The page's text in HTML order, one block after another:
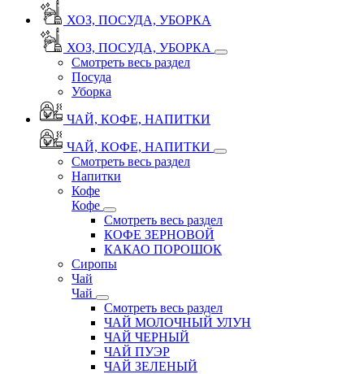
ХОЗ, ПОСУДА, УБОРКА
ХОЗ, ПОСУДА, УБОРКА
Смотреть весь раздел
Посуда
Уборка
ЧАЙ, КОФЕ, НАПИТКИ
ЧАЙ, КОФЕ, НАПИТКИ
Смотреть весь раздел
Напитки
Кофе
Кофе
Смотреть весь раздел
КОФЕ ЗЕРНОВОЙ
КАКАО ПОРОШОК
Сиропы
Чай
Чай
Смотреть весь раздел
ЧАЙ МОЛОЧНЫЙ УЛУН
ЧАЙ ЧЕРНЫЙ
ЧАЙ ПУЭР
ЧАЙ ЗЕЛЕНЫЙ